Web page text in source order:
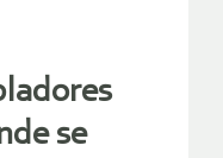
se